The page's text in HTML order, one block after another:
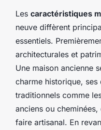
Les caractéristiques
neuve diffèrent
essentiels.
architecturales et
Une maison ancienne
charme historique,
traditionnels comme
anciens ou
faire artisanal. En